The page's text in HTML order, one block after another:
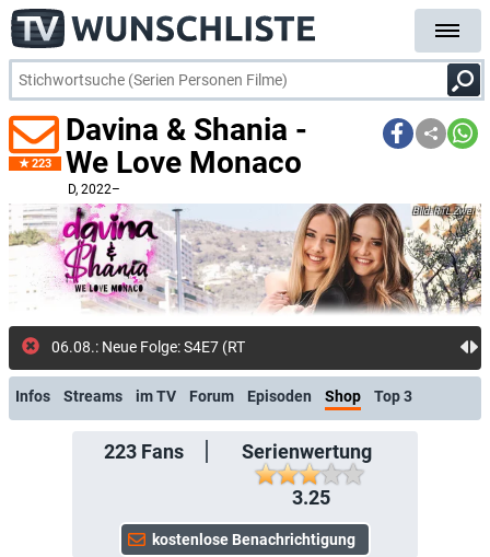
223
Davina & Shania -
We Love Monaco
D, 2022–
RTL Zwei
06.08.: Neue Folge: S4E7 (RTL+ Premi
Infos Streams im TV Forum Episoden Shop Top 3
223Fans
Serienwertung
3.25